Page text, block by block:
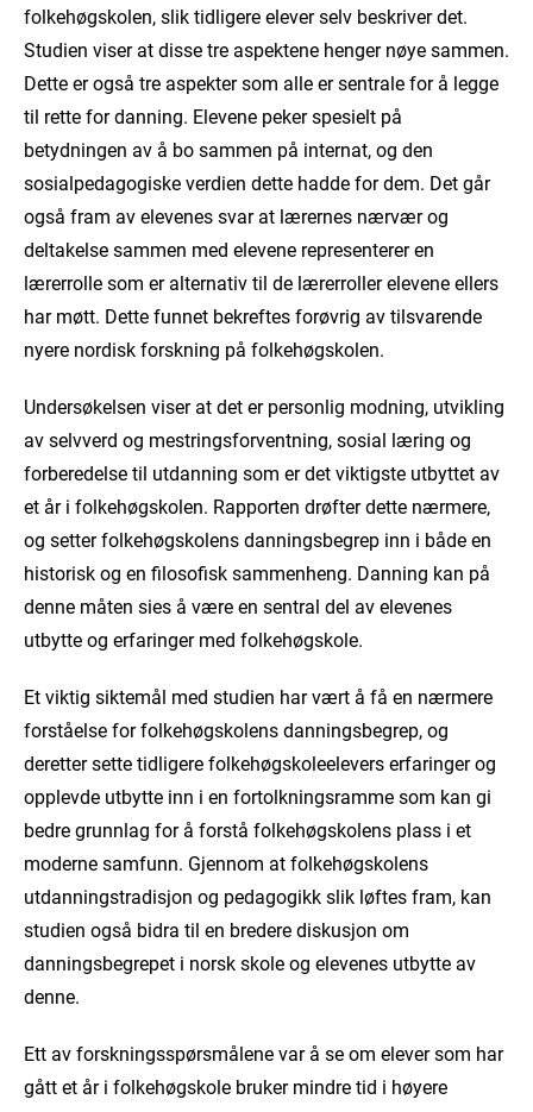
folkehøgskolen, slik tidligere elever selv beskriver det.
Studien viser at disse tre aspektene henger nøye sammen.
Dette er også tre aspekter som alle er sentrale for å legge
til rette for danning. Elevene peker spesielt på
betydningen av å bo sammen på internat, og den
sosialpedagogiske verdien dette hadde for dem. Det går
også fram av elevenes svar at lærernes nærvær og
deltakelse sammen med elevene representerer en
lærerrolle som er alternativ til de lærerroller elevene ellers
har møtt. Dette funnet bekreftes forøvrig av tilsvarende
nyere nordisk forskning på folkehøgskolen.
Undersøkelsen viser at det er personlig modning, utvikling
av selvverd og mestringsforventning, sosial læring og
forberedelse til utdanning som er det viktigste utbyttet av
et år i folkehøgskolen. Rapporten drøfter dette nærmere,
og setter folkehøgskolens danningsbegrep inn i både en
historisk og en filosofisk sammenheng. Danning kan på
denne måten sies å være en sentral del av elevenes
utbytte og erfaringer med folkehøgskole.
Et viktig siktemål med studien har vært å få en nærmere
forståelse for folkehøgskolens danningsbegrep, og
deretter sette tidligere folkehøgskoleelevers erfaringer og
opplevde utbytte inn i en fortolkningsramme som kan gi
bedre grunnlag for å forstå folkehøgskolens plass i et
moderne samfunn. Gjennom at folkehøgskolens
utdanningstradisjon og pedagogikk slik løftes fram, kan
studien også bidra til en bredere diskusjon om
danningsbegrepet i norsk skole og elevenes utbytte av
denne.
Ett av forskningsspørsmålene var å se om elever som har
gått et år i folkehøgskole bruker mindre tid i høyere